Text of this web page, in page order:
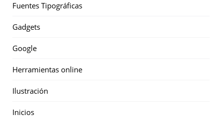
Fuentes Tipográficas
Gadgets
Google
Herramientas online
Ilustración
Inicios